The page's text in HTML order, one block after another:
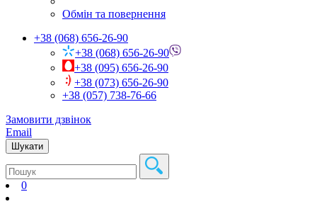
Обмін та повернення
+38 (068) 656-26-90
+38 (068) 656-26-90
+38 (095) 656-26-90
+38 (073) 656-26-90
+38 (057) 738-76-66
Замовити дзвінок
Email
Шукати
0